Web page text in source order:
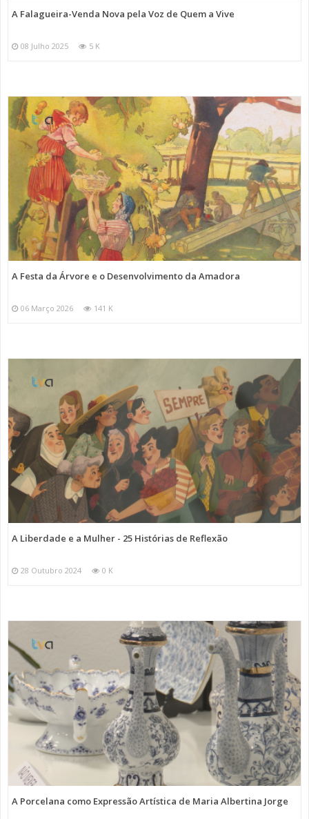
A Falagueira-Venda Nova pela Voz de Quem a Vive
08 Julho 2025 5 K
A Festa da Árvore e o Desenvolvimento da Amadora
06 Março 2026 141 K
A Liberdade e a Mulher - 25 Histórias de Reflexão
28 Outubro 2024 0 K
A Porcelana como Expressão Artística de Maria Albertina Jorge